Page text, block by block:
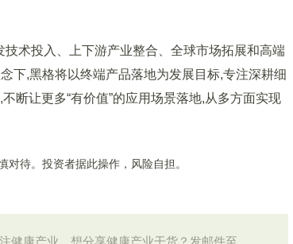
术投入、上下游产业整合、全球市场拓展和高端
下,黑格将以终端产品落地为发展目标,专注深耕细
断让更多“有价值”的应用场景落地,从多方面实现
待。投资者据此操作，风险自担。
健康产业。想分享健康产业干货？发邮件至